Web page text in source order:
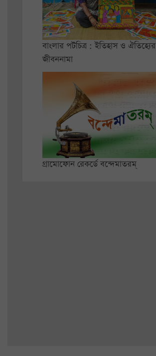
বাংলার পটচিত্র : ইতিহাস ও ঐতিহ্যের
জীবননামা
গ্রামোফোন রেকর্ডে বন্দেমাতরম্